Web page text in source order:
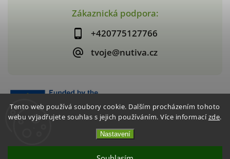
Tento web používá soubory cookie. Dalším procházením tohoto
webu vyjadřujete souhlas s jejich používáním. Více informacízde.
Nastavení
Zákaznická podpora:
+420775127766
tvoje@nutiva.cz
nutiva.cz
Shoptet | Design